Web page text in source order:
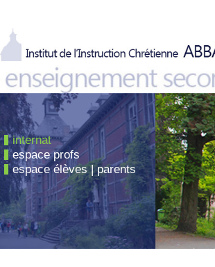
internat
espace profs
espace élèves | parents